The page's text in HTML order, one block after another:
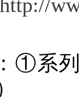
http://
①系列